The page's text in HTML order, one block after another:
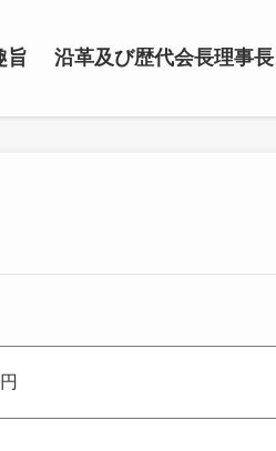
旨 沿革及び歴代会長理事長